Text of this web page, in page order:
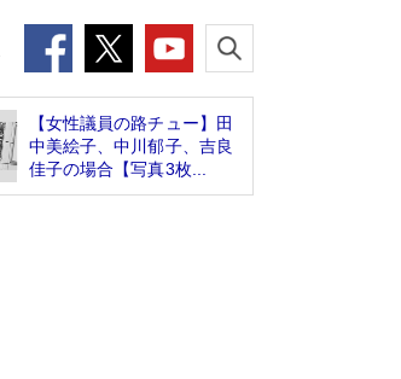
【女性議員の路チュー】田
中美絵子、中川郁子、吉良
佳子の場合【写真3枚...